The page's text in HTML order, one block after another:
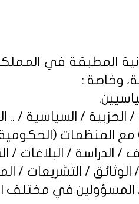
المطبقة في
وخاصة :